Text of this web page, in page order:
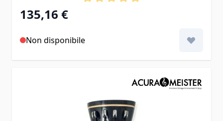
135,16 €
Non disponibile